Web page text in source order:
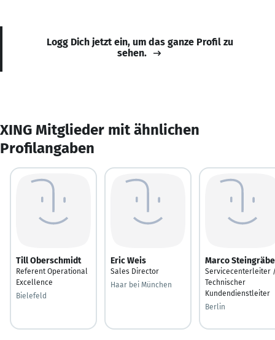
Logg Dich jetzt ein, um das ganze Profil zu
sehen.
XING Mitglieder mit ähnlichen
Profilangaben
Till Oberschmidt
Referent Operational
Excellence
Bielefeld
Eric Weis
Sales Director
Haar bei München
Marco
Servicecenterleiter
Technischer
Kundendienstleiter
Berlin